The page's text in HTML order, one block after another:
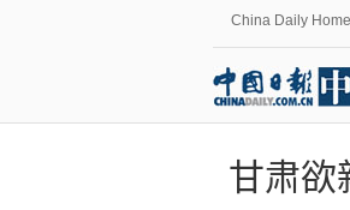
China Daily
甘肃欲